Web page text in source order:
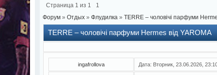
Страница 1 из 1
1
Форум » Отдых » Флудилка » TERRE – чоловічі парфуми
TERRE – чоловічі парфуми Hermes від YAROMA
ingafrollova Дата: Вторник, 23.06.2026,